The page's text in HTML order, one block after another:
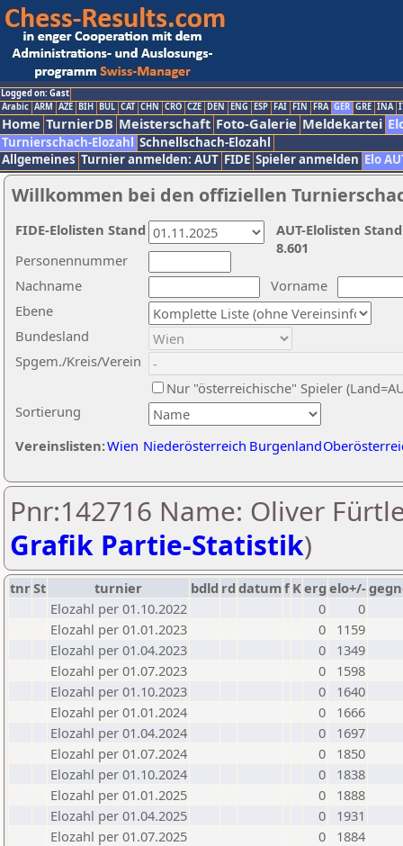
Logged on: Gast
Arabic ARM AZE BIH BUL CAT CHN CRO CZE DEN ENG ESP FAI FIN FRA GER GRE INA
Home TurnierDB Meisterschaft Foto-Galerie Meldekartei
Turnierschach-Elozahl Schnellschach-Elozahl
Allgemeines Turnier anmelden: AUT FIDE Spieler anmelden Elo
Willkommen bei den offiziellen
Nachname
Vorname
Ebene
Sortierung
Personennummer
Bundesland
Spgem./Kreis/Verein
Nur "österreichische" Spieler
Vereinslisten:Wien Niederösterreich Burgenland
AUT-Elolisten
8.601
FIDE-Elolisten Stand
Pnr:142716 Name: Oliver
Grafik Partie-Statistik)
tnrSt turnier bdld rd datumf Kerg elo+/-
Elozahl per 01.10.2022
0
0
Elozahl per 01.01.2023
0
1159
Elozahl per 01.04.2023
0
1349
Elozahl per 01.07.2023
0
1598
Elozahl per 01.10.2023
0
1640
Elozahl per 01.01.2024
0
1666
Elozahl per 01.04.2024
0
1697
Elozahl per 01.07.2024
0
1850
Elozahl per 01.10.2024
0
1838
Elozahl per 01.01.2025
0
1888
Elozahl per 01.04.2025
0
1931
Elozahl per 01.07.2025
0
1884